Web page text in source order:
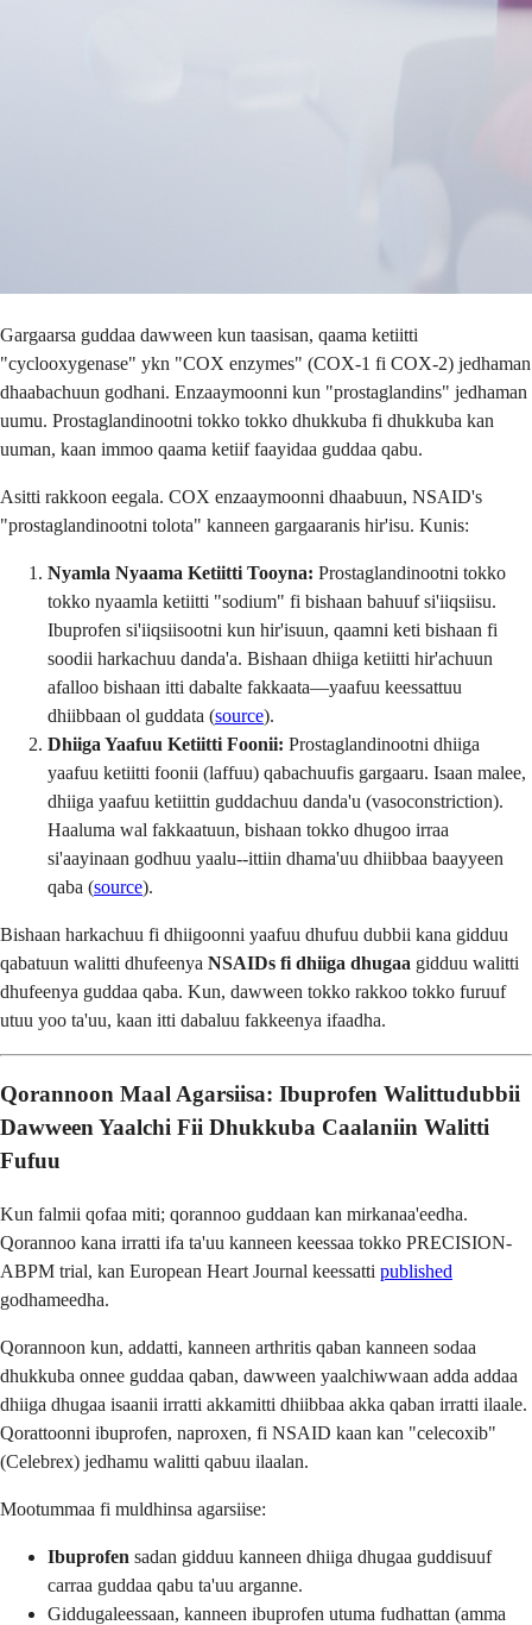
Gargaarsa guddaa dawween kun taasisan, qaama ketiitti
"cyclooxygenase" ykn "COX enzymes" (COX-1 fi COX-2) jedhaman
dhaabachuun godhani. Enzaaymoonni kun "prostaglandins" jedhaman
uumu. Prostaglandinootni tokko tokko dhukkuba fi dhukkuba kan
uuman, kaan immoo qaama ketiif faayidaa guddaa qabu.
Asitti rakkoon eegala. COX enzaaymoonni dhaabuun, NSAID's
"prostaglandinootni tolota" kanneen gargaaranis hir'isu. Kunis:
Nyamla Nyaama Ketiitti Tooyna: Prostaglandinootni tokko
tokko nyaamla ketiitti "sodium" fi bishaan bahuuf si'iiqsiisu.
Ibuprofen si'iiqsiisootni kun hir'isuun, qaamni keti bishaan fi
soodii harkachuu danda'a. Bishaan dhiiga ketiitti hir'achuun
afalloo bishaan itti dabalte fakkaata—yaafuu keessattuu
dhiibbaan ol guddata (source).
Dhiiga Yaafuu Ketiitti Foonii: Prostaglandinootni dhiiga
yaafuu ketiitti foonii (laffuu) qabachuufis gargaaru. Isaan malee,
dhiiga yaafuu ketiittin guddachuu danda'u (vasoconstriction).
Haaluma wal fakkaatuun, bishaan tokko dhugoo irraa
si'aayinaan godhuu yaalu--ittiin dhama'uu dhiibbaa baayyeen
qaba (source).
Bishaan harkachuu fi dhiigoonni yaafuu dhufuu dubbii kana gidduu
qabatuun walitti dhufeenya NSAIDs fi dhiiga dhugaa gidduu walitti
dhufeenya guddaa qaba. Kun, dawween tokko rakkoo tokko furuuf
utuu yoo ta'uu, kaan itti dabaluu fakkeenya ifaadha.
Qorannoon Maal Agarsiisa: Ibuprofen Walittudubbii
Dawween Yaalchi Fii Dhukkuba Caalaniin Walitti
Fufuu
Kun falmii qofaa miti; qorannoo guddaan kan mirkanaa'eedha.
Qorannoo kana irratti ifa ta'uu kanneen keessaa tokko PRECISION-
ABPM trial, kan European Heart Journal keessatti published
godhameedha.
Qorannoon kun, addatti, kanneen arthritis qaban kanneen sodaa
dhukkuba onnee guddaa qaban, dawween yaalchiwwaan adda addaa
dhiiga dhugaa isaanii irratti akkamitti dhiibbaa akka qaban irratti ilaale.
Qorattoonni ibuprofen, naproxen, fi NSAID kaan kan "celecoxib"
(Celebrex) jedhamu walitti qabuu ilaalan.
Mootummaa fi muldhinsa agarsiise:
Ibuprofen sadan gidduu kanneen dhiiga dhugaa guddisuuf
carraa guddaa qabu ta'uu arganne.
Giddugaleessaan, kanneen ibuprofen utuma fudhattan (amma